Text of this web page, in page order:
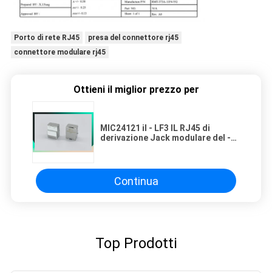
Porto di rete RJ45
presa del connettore rj45
connettore modulare rj45
Ottieni il miglior prezzo per
MIC24121 il ‐ LF3 IL RJ45 di
derivazione Jack modulare del ‐
Continua
Top Prodotti